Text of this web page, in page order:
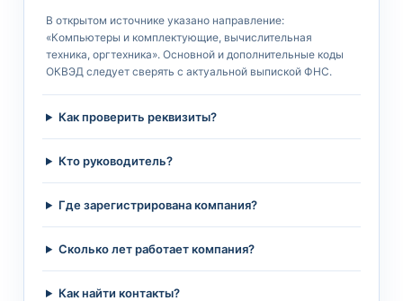
В открытом источнике указано направление:
«Компьютеры и комплектующие, вычислительная
техника, оргтехника». Основной и дополнительные коды
ОКВЭД следует сверять с актуальной выпиской ФНС.
Как проверить реквизиты?
Кто руководитель?
Где зарегистрирована компания?
Сколько лет работает компания?
Как найти контакты?